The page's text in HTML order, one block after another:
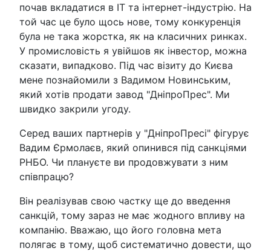
почав вкладатися в IT та інтернет-індустрію. На
той час це було щось нове, тому конкуренція
була не така жорстка, як на класичних ринках.
У промисловість я увійшов як інвестор, можна
сказати, випадково. Під час візиту до Києва
мене познайомили з Вадимом Новинським,
який хотів продати завод "ДніпроПрес". Ми
швидко закрили угоду.
Серед ваших партнерів у "ДніпроПресі" фігурує
Вадим Єрмолаєв, який опинився під санкціями
РНБО. Чи плануєте ви продовжувати з ним
співпрацю?
Він реалізував свою частку ще до введення
санкцій, тому зараз не має жодного впливу на
компанію. Вважаю, що його головна мета
полягає в тому, щоб систематично довести, що